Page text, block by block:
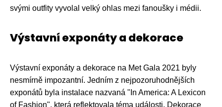
svými outfity vyvolal velký ohlas mezi fanoušky i médii.
Výstavní exponáty a dekorace
Výstavní exponáty a dekorace na Met Gala 2021 byly
nesmírně impozantní. Jedním z nejpozoruhodnějších
exponátů byla instalace nazvaná "In America: A Lexicon
of Fashion", která reflektovala téma události. Dekorace